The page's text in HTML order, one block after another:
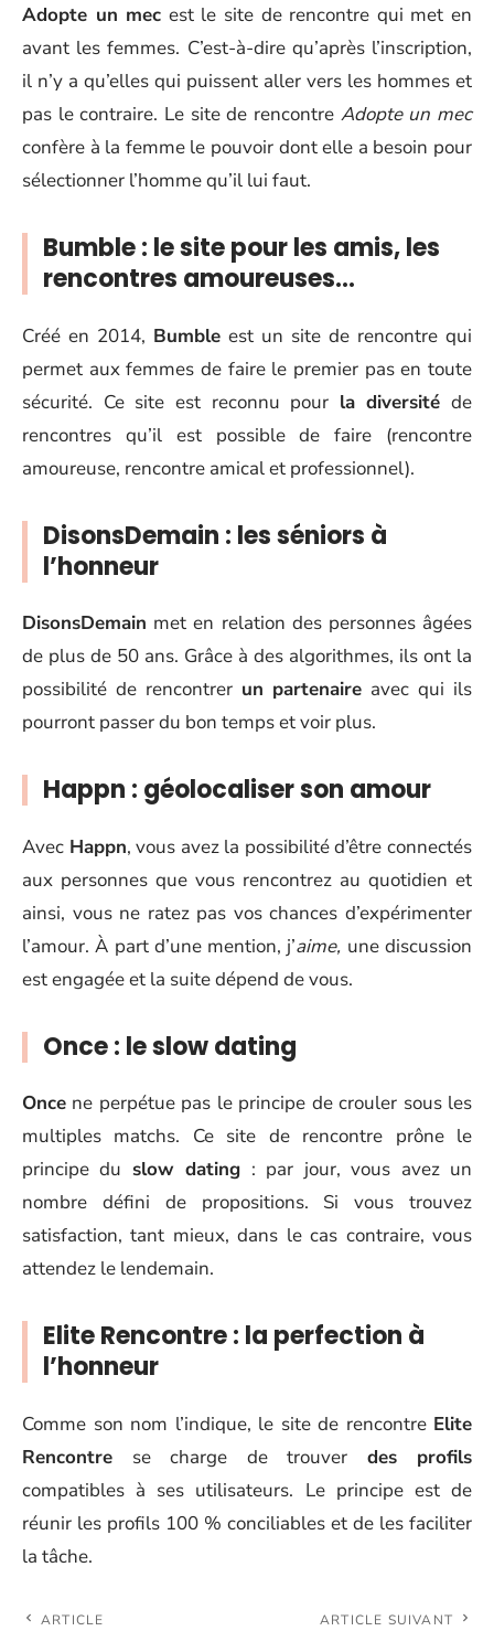
Adopte un mec est le site de rencontre qui met en
avant les femmes. C’est-à-dire qu’après l’inscription,
il n’y a qu’elles qui puissent aller vers les hommes et
pas le contraire. Le site de rencontre Adopte un mec
confère à la femme le pouvoir dont elle a besoin pour
sélectionner l’homme qu’il lui faut.
Bumble : le site pour les amis, les
rencontres amoureuses…
Créé en 2014, Bumble est un site de rencontre qui
permet aux femmes de faire le premier pas en toute
sécurité. Ce site est reconnu pour la diversité de
rencontres qu’il est possible de faire (rencontre
amoureuse, rencontre amical et professionnel).
DisonsDemain : les séniors à
l’honneur
DisonsDemain met en relation des personnes âgées
de plus de 50 ans. Grâce à des algorithmes, ils ont la
possibilité de rencontrer un partenaire avec qui ils
pourront passer du bon temps et voir plus.
Happn : géolocaliser son amour
Avec Happn, vous avez la possibilité d’être connectés
aux personnes que vous rencontrez au quotidien et
ainsi, vous ne ratez pas vos chances d’expérimenter
l’amour. À part d’une mention, j’aime, une discussion
est engagée et la suite dépend de vous.
Once : le slow dating
Once ne perpétue pas le principe de crouler sous les
multiples matchs. Ce site de rencontre prône le
principe du slow dating : par jour, vous avez un
nombre défini de propositions. Si vous trouvez
satisfaction, tant mieux, dans le cas contraire, vous
attendez le lendemain.
Elite Rencontre : la perfection à
l’honneur
Comme son nom l’indique, le site de rencontre Elite
Rencontre se charge de trouver des profils
compatibles à ses utilisateurs. Le principe est de
réunir les profils 100 % conciliables et de les faciliter
la tâche.
ARTICLE
ARTICLE SUIVANT